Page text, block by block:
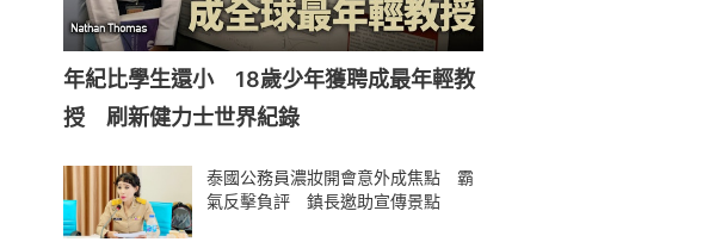
年紀比學生還小 18歲少年獲聘成最年輕教
授 刷新健力士世界紀錄
泰國公務員濃妝開會意外成焦點 霸
氣反擊負評 鎮長邀助宣傳景點